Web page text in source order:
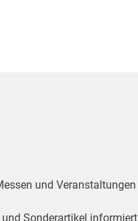
und Veranstaltungen
Sonderartikel informiert